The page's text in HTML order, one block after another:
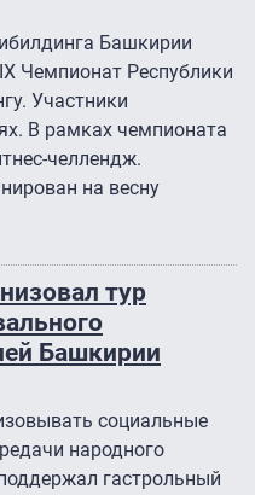
Башкирии
Чемпионат Республики
Участники
В рамках чемпионата
челлендж.
на весну
тур
Башкирии
социальные
народного
гастрольный